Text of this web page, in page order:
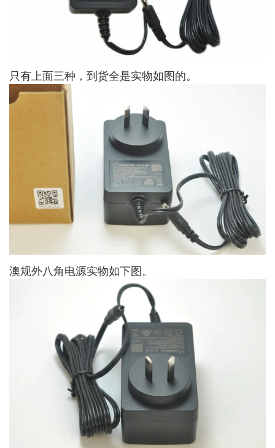
只有上面三种，到货全是实物如图的。
澳规外八角电源实物如下图。